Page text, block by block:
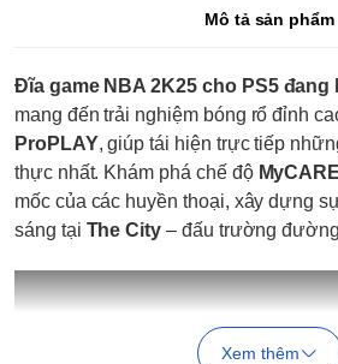
Mô tả sản phẩm
Đĩa game NBA 2K25 cho PS5 đang
mang đến trải nghiệm bóng rổ đỉnh
ProPLAY, giúp tái hiện trực tiếp
thực nhất. Khám phá chế độ
mốc của các huyền thoại, xây dựng
sáng tại The City – đấu trường
Xem thêm